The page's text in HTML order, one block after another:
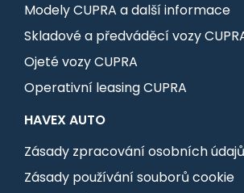
Modely CUPRA a další informace
Skladové a předváděcí vozy
Ojeté vozy CUPRA
Operativní leasing CUPRA
HAVEX AUTO
Zásady zpracování osobních údajů
Zásady používání souborů cookie